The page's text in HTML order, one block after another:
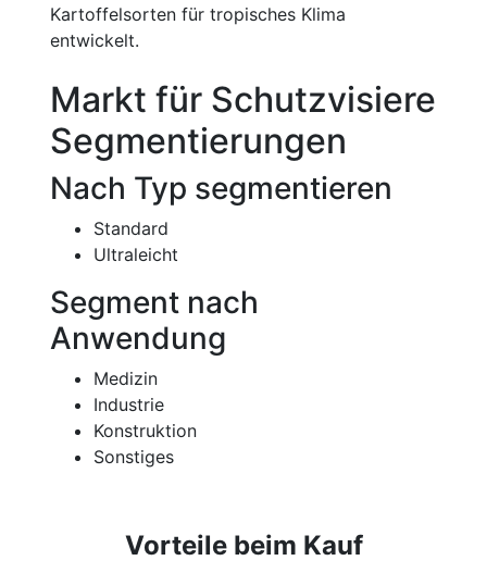
Kartoffelsorten für tropisches Klima
entwickelt.
Markt für Schutzvisiere
Segmentierungen
Nach Typ segmentieren
Standard
Ultraleicht
Segment nach
Anwendung
Medizin
Industrie
Konstruktion
Sonstiges
Vorteile beim Kauf